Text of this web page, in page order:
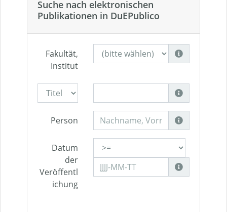
Suche nach elektronischen
Publikationen in DuEPublico
Fakultät,
Institut
Person
Datum
der
Veröffentl
ichung